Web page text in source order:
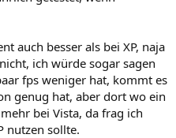
auch besser als bei XP, naja
ich würde sogar sagen
fps weniger hat, kommt es
genug hat, aber dort wo ein
bei Vista, da frag ich
nutzen sollte.